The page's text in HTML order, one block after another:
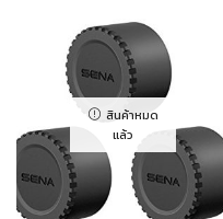
สินค้าหมด
แล้ว